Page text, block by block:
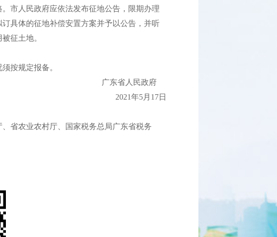
市人民政府应依法发布征地公告，限期办理
具体的征地补偿安置方案并予以公告，并听
征土地。
按规定报备。
广东省人民政府
2021年5月17日
省农业农村厅、国家税务总局广东省税务